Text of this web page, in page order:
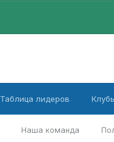
Наша команда
Таблица лидеров